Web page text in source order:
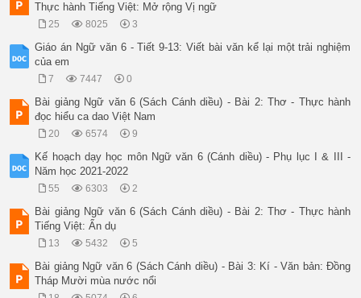
Thực hành Tiếng Việt: Mở rộng Vị ngữ
25 8025 3
Giáo án Ngữ văn 6 - Tiết 9-13: Viết bài văn kể lại một trải nghiệm
của em
7 7447 0
Bài giảng Ngữ văn 6 (Sách Cánh diều) - Bài 2: Thơ - Thực hành
đọc hiểu ca dao Việt Nam
20 6574 9
Kế hoạch dạy học môn Ngữ văn 6 (Cánh diều) - Phụ lục I & III -
Năm học 2021-2022
55 6303 2
Bài giảng Ngữ văn 6 (Sách Cánh diều) - Bài 2: Thơ - Thực hành
Tiếng Việt: Ẩn dụ
13 5432 5
Bài giảng Ngữ văn 6 (Sách Cánh diều) - Bài 3: Kí - Văn bản: Đồng
Tháp Mười mùa nước nổi